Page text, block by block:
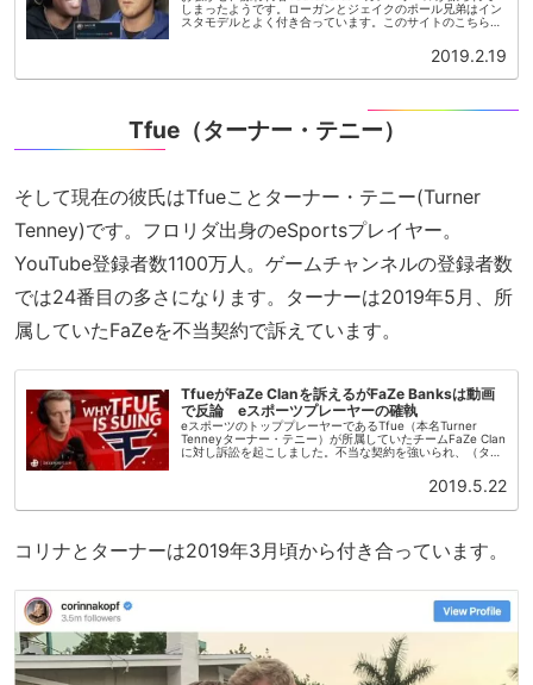
しまったようです。ローガンとジェイクのポール兄弟はイン
スタモデルとよく付き合っています。このサイトのこちらと
2019.2.19
Tfue（ターナー・テニー）
そして現在の彼氏はTfueことターナー・テニー(Turner
Tenney)です。フロリダ出身のeSportsプレイヤー。
YouTube登録者数1100万人。ゲームチャンネルの登録者数
では24番目の多さになります。ターナーは2019年5月、所
属していたFaZeを不当契約で訴えています。
TfueがFaZe Clanを訴えるがFaZe Banksは動画
で反論 eスポーツプレーヤーの確執
eスポーツのトッププレーヤーであるTfue（本名Turner
Tenneyターナー・テニー）が所属していたチームFaZe Clan
に対し訴訟を起こしました。不当な契約を強いられ、（ター
2019.5.22
コリナとターナーは2019年3月頃から付き合っています。